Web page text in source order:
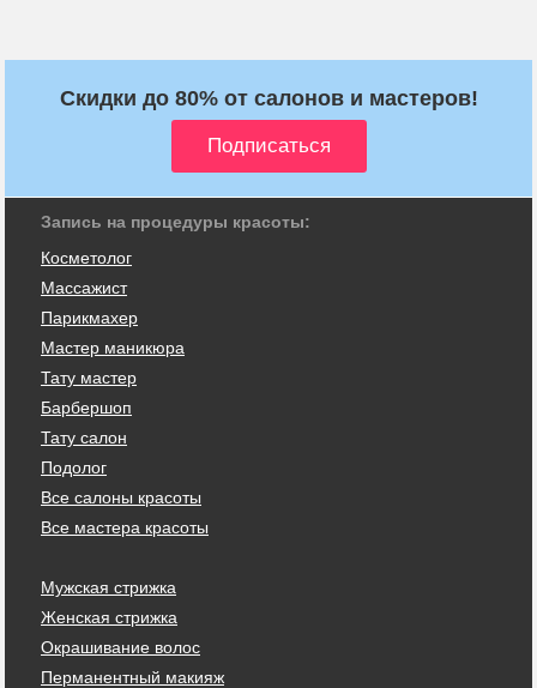
Скидки до 80% от салонов и мастеров!
Запись на процедуры красоты:
Косметолог
Массажист
Парикмахер
Мастер маникюра
Тату мастер
Барбершоп
Тату салон
Подолог
Все салоны красоты
Все мастера красоты
Мужская стрижка
Женская стрижка
Окрашивание волос
Перманентный макияж